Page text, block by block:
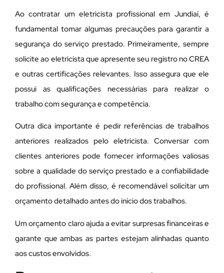
Ao contratar um eletricista profissional em Jundiaí, é
fundamental tomar algumas precauções para garantir a
segurança do serviço prestado. Primeiramente, sempre
solicite ao eletricista que apresente seu registro no CREA
e outras certificações relevantes. Isso assegura que ele
possui as qualificações necessárias para realizar o
trabalho com segurança e competência.
Outra dica importante é pedir referências de trabalhos
anteriores realizados pelo eletricista. Conversar com
clientes anteriores pode fornecer informações valiosas
sobre a qualidade do serviço prestado e a confiabilidade
do profissional. Além disso, é recomendável solicitar um
orçamento detalhado antes do início dos trabalhos.
Um orçamento claro ajuda a evitar surpresas financeiras e
garante que ambas as partes estejam alinhadas quanto
aos custos envolvidos.